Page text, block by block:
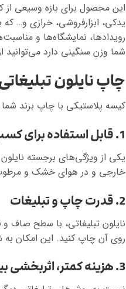
این محصول برای بازه وسیعی
یدکی، ابزارفروشی، خرازی و…
رویدادها، نمایشگاه‌ها و
شما وزن سنگینی دارد می‌توانید
چاپ نایلون
کیسه پلاستیکی با چاپ برند
1. قابل استفاده برای کسب و کارهای مختلف
یکی از ویژگی‌های برجسته
خارجی و در هوای خشک و مرطوب
2. قدرت چاپ و تبلیغات
نایلون تبلیغاتی، با سطح صاف و
روی آن چاپ کنید. این امکان به
3. هزینه کمتر، اثربخشی بیشتر